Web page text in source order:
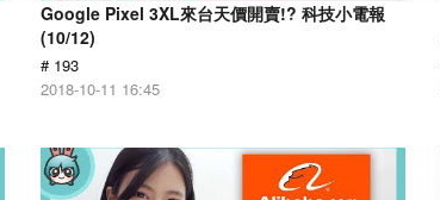
Google Pixel 3XL來台天價開賣!? 科技小電報
(10/12)
# 193
2018-10-11 16:45